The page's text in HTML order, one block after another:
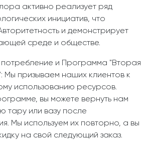
активно реализует ряд
инициатив, что
и демонстрирует
среде и обществе.
и Программа "Вторая
Мы призываем наших клиентов к
использованию ресурсов.
вы можете вернуть нам
тару или вазу после
Мы используем их повторно, а вы
на свой следующий заказ.